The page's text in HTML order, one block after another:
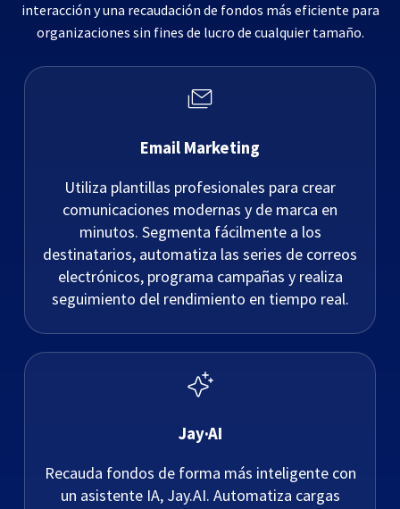
interacción y una recaudación de fondos más eficiente para
organizaciones sin fines de lucro de cualquier tamaño.
Email Marketing
Utiliza plantillas profesionales para crear
comunicaciones modernas y de marca en
minutos. Segmenta fácilmente a los
destinatarios, automatiza las series de correos
electrónicos, programa campañas y realiza
seguimiento del rendimiento en tiempo real.
Jay·AI
Recauda fondos de forma más inteligente con
un asistente IA, Jay.AI. Automatiza cargas